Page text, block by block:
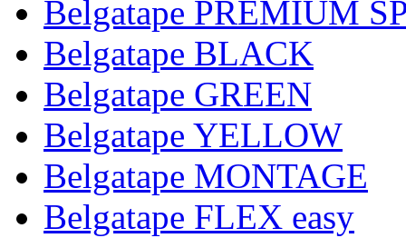
Belgatape PREMIUM
Belgatape BLACK
Belgatape GREEN
Belgatape YELLOW
Belgatape MONTAGE
Belgatape FLEX easy